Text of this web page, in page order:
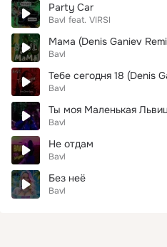
Party Car
Bavl feat. VIRSI
Мама (Denis Ganiev
Bavl
Тебе сегодня 18 (Denis
Bavl
Ты моя Маленькая
Bavl
Не отдам
Bavl
Без неё
Bavl